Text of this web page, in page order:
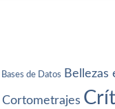
Bases de Datos Bellezas
Cortometrajes